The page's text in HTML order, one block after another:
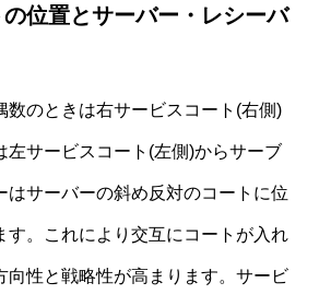
位置とサーバー・レシーバ
数のときは右サービスコート(右側)
左サービスコート(左側)からサーブ
はサーバーの斜め反対のコートに位
す。これにより交互にコートが入れ
向性と戦略性が高まります。サービ